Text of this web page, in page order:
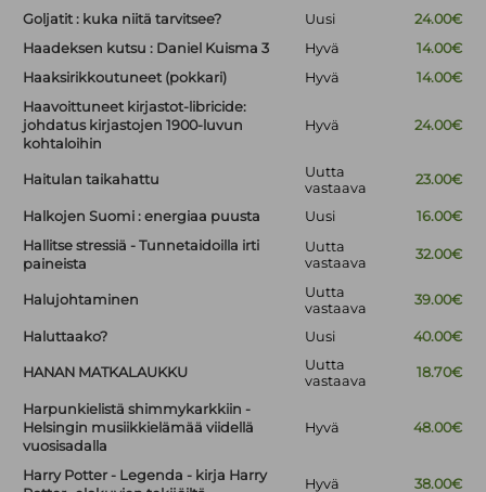
Goljatit : kuka niitä tarvitsee?
Uusi
24.00€
Haadeksen kutsu : Daniel Kuisma 3
Hyvä
14.00€
Haaksirikkoutuneet (pokkari)
Hyvä
14.00€
Haavoittuneet kirjastot-libricide:
johdatus kirjastojen 1900-luvun
kohtaloihin
Hyvä 24.00€
Haitulan taikahattu
Uutta
vastaava
23.00€
Halkojen Suomi : energiaa puusta Uusi
16.00€
Hallitse stressiä - Tunnetaidoilla irti
paineista
Uutta
vastaava
32.00€
Halujohtaminen
Uutta
vastaava
39.00€
Haluttaako? Uusi 40.00€
HANAN MATKALAUKKU
Uutta
vastaava
18.70€
Harpunkielistä shimmykarkkiin -
Helsingin musiikkielämää viidellä
vuosisadalla
Hyvä 48.00€
Harry Potter - Legenda - kirja Harry
Hyvä 38.00€